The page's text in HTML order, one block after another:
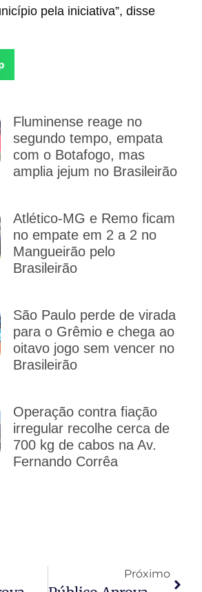
pela iniciativa”, disse
Fluminense reage no
segundo tempo, empata
com o Botafogo, mas
amplia jejum no Brasileirão
Atlético-MG e Remo ficam
no empate em 2 a 2 no
Mangueirão pelo
Brasileirão
São Paulo perde de virada
para o Grêmio e chega ao
oitavo jogo sem vencer no
Brasileirão
Operação contra fiação
irregular recolhe cerca de
700 kg de cabos na Av.
Fernando Corrêa
Próximo